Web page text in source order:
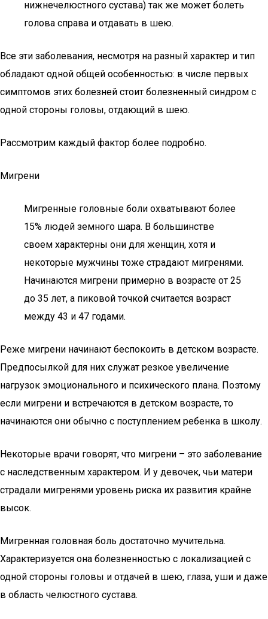
нижнечелюстного сустава) так же может болеть
голова справа и отдавать в шею.
Все эти заболевания, несмотря на разный характер и тип
обладают одной общей особенностью: в числе первых
симптомов этих болезней стоит болезненный синдром с
одной стороны головы, отдающий в шею.
Рассмотрим каждый фактор более подробно.
Мигрени
Мигренные головные боли охватывают более
15% людей земного шара. В большинстве
своем характерны они для женщин, хотя и
некоторые мужчины тоже страдают мигренями.
Начинаются мигрени примерно в возрасте от 25
до 35 лет, а пиковой точкой считается возраст
между 43 и 47 годами.
Реже мигрени начинают беспокоить в детском возрасте.
Предпосылкой для них служат резкое увеличение
нагрузок эмоционального и психического плана. Поэтому
если мигрени и встречаются в детском возрасте, то
начинаются они обычно с поступлением ребенка в школу.
Некоторые врачи говорят, что мигрени – это заболевание
с наследственным характером. И у девочек, чьи матери
страдали мигренями уровень риска их развития крайне
высок.
Мигренная головная боль достаточно мучительна.
Характеризуется она болезненностью с локализацией с
одной стороны головы и отдачей в шею, глаза, уши и даже
в область челюстного сустава.